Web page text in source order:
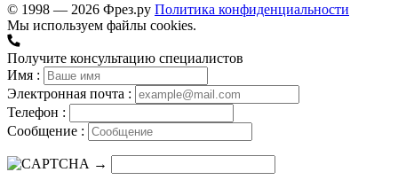
© 1998 — 2026 Фрез.ру Политика конфиденциальности
Мы используем файлы cookies.
Получите консультацию специалистов
Имя :
Электронная почта :
Телефон :
Сообщение :
→